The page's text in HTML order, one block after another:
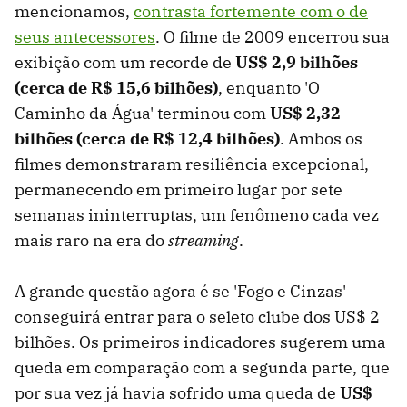
mencionamos, contrasta fortemente com o de
seus antecessores. O filme de 2009 encerrou sua
exibição com um recorde de US$ 2,9 bilhões
(cerca de R$ 15,6 bilhões), enquanto 'O
Caminho da Água' terminou comUS$ 2,32
bilhões (cerca de R$ 12,4 bilhões). Ambos os
filmes demonstraram resiliência excepcional,
permanecendo em primeiro lugar por sete
semanas ininterruptas, um fenômeno cada vez
mais raro na era dostreaming.
A grande questão agora é se 'Fogo e Cinzas'
conseguirá entrar para o seleto clube dos US$ 2
bilhões. Os primeiros indicadores sugerem uma
queda em comparação com a segunda parte, que
por sua vez já havia sofrido uma queda de US$